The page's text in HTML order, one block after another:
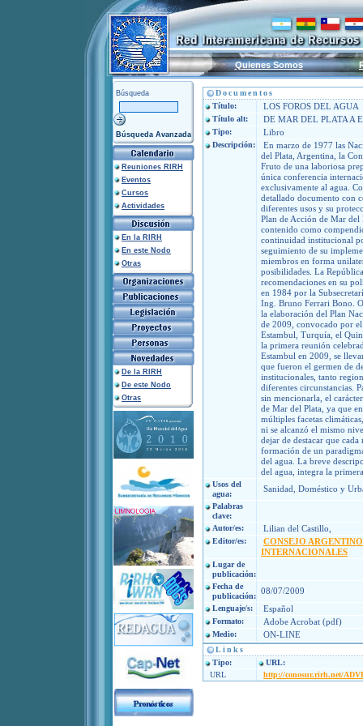
Quienes Somos
Búsqueda
Búsqueda Avanzada
Reuniones RIRH
Eventos
Cursos
Actividades
En la RIRH
En este Nodo
Otras
De la RIRH
De este Nodo
Otras
Documentos
Título:
LOS FOROS DEL AGUA
Título alt: DE MAR DEL PLATA A
Tipo: Libro
Descripción:
En marzo de 1977 las
del Plata, Argentina, la
Fruto de una laboriosa
única conferencia
exclusivamente al agua.
detallado documento con
diferentes usos y su
Plan de Acción de Mar del
contenido como
continuidad institucional
seguimiento de su
miembros en forma
posibilidades. La
recomendaciones en su
en 1984 por la
Ing. Bruno Ferrari Bono.
la elaboración del Plan
de 2009, convocado por
Estambul, Turquía, el
la primera reunión
Estambul en 2009, se
que fueron el germen de
institucionales, tanto
diferentes circunstancias.
sin mencionarla, el
de Mar del Plata, ya que
múltiples facetas
ni se alcanzó el mismo
dejar de destacar que
formación de un
del agua. La breve
del agua, integra la
Usos del
agua:
Sanidad, Doméstico y
Palabras
clave:
Autor/es:
Lilian del Castillo,
Editor/es:
CONSEJO
INTERNACIONALES
Lugar de
publicación:
Fecha de
publicación:
08/07/2009
Lenguaje/s: Español
Formato: Adobe Acrobat (pdf)
Medio: ON-LINE
Links
Tipo:
URL:
URL
http://conosur.rirh.net/